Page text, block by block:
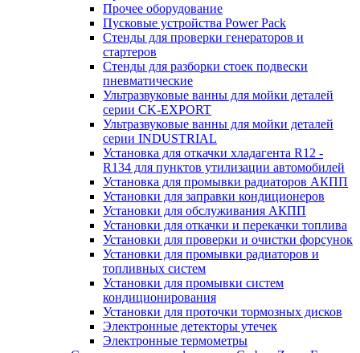
Прочее оборудование
Пусковые устройства Power Pack
Стенды для проверки генераторов и
стартеров
Стенды для разборки стоек подвески
пневматические
Ультразвуковые ванны для мойки деталей
серии CK-EXPORT
Ультразвуковые ванны для мойки деталей
серии INDUSTRIAL
Установка для откачки хладагента R12 -
R134 для пунктов утилизации автомобилей
Установка для промывки радиаторов АКПП
Установки для заправки кондиционеров
Установки для обслуживания АКПП
Установки для откачки и перекачки топлива
Установки для проверки и очистки форсунок
Установки для промывки радиаторов и
топливных систем
Установки для промывки систем
кондиционирования
Установки для проточки тормозных дисков
Электронные детекторы утечек
Электронные термометры